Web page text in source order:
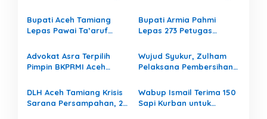
Masih Tertunda
Masih Tertunda
Bupati Aceh Tamiang
Lepas Pawai Ta’aruf
Islam 1448 Hijriah
Bupati Armia Pahmi
Lepas 273 Petugas
Pemulihan Ekonomi Aceh
Tamiang
Advokat Asra Terpilih
Pimpin BKPRMI Aceh
Semangat Kebangkitan
Pascabanjir
Wujud Syukur, Zulham
Pelaksana Pembersihan
Aceh Tamiang Gelar
Santunan Anak Yatim
DLH Aceh Tamiang Krisis
Sarana Persampahan, 21
Wabup Ismail Terima 150
Sapi Kurban untuk